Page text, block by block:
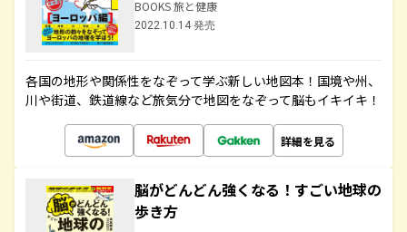
BOOKS 旅と健康
2022.10.14 発売
各国の地形や関係性をなぞって学ぶ新しい地図本！国境や州、
川や街道、鉄道線など旅気分で地図をなぞって脳もイキイキ！
詳細を見る
脳がどんどん強くなる！すごい地球の
歩き方